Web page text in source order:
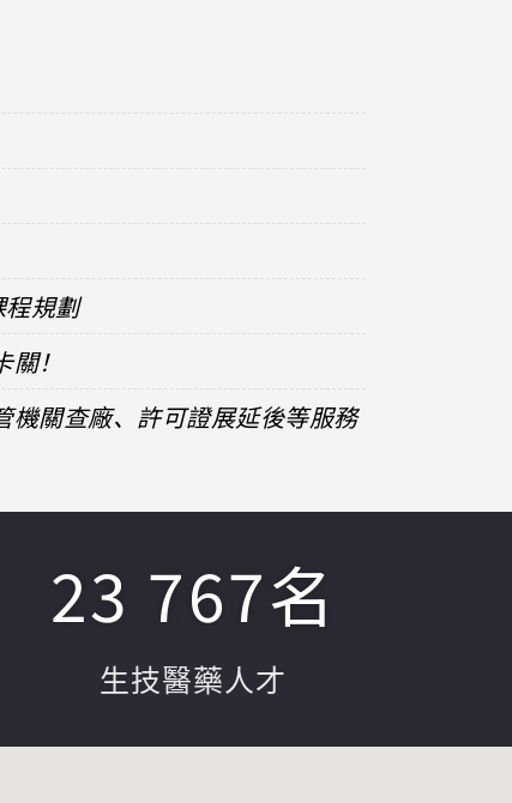
規劃
！
機關查廠、許可證展延後等服務
生技醫藥人才
23 767名